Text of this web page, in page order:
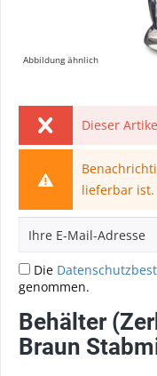
Abbildung ähnlich
Dieser
lieferbar ist.
Die
genommen.
Behälter
Braun